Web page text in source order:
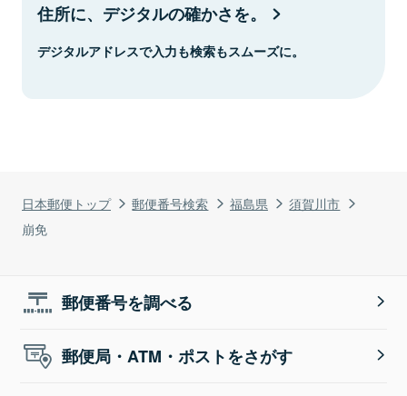
日本郵便トップ 郵便番号検索 福島県
須賀川市
崩免
住所に、デジタルの確かさを。
デジタルアドレスで入力も検索もスムーズに。
郵便番号を調べる
郵便局・ATM・ポストをさがす